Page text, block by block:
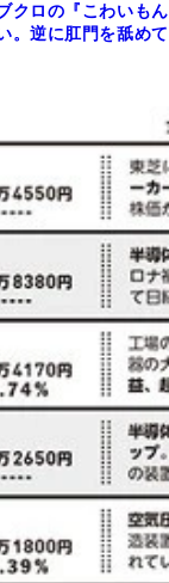
クロの『こわいもん
。逆に肛門を舐めて